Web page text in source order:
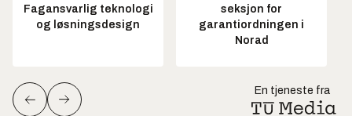
Fagansvarlig teknologi
og løsningsdesign
seksjon for
garantiordningen i
Norad
En tjeneste fra